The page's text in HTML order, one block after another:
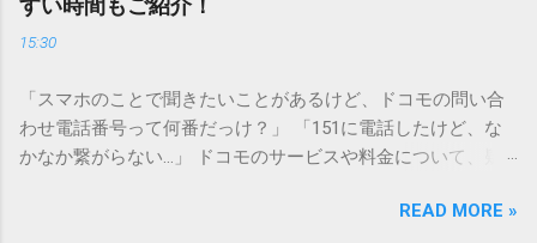
墨汁を安全かつ環境に優しい方法で処分するための手順と、
容器を適切に分別する方法を徹底解説します。 墨汁を「排水
す）」と「膠（にかわ）」、そして水です。これらは非常に
微細かつ独特の粘性を持っているため、下水処理や配管維持
の観点から以下の問題が発生します。 1. 環境への深刻な負荷
施設であっても、これらの微粒子を完全に分解・除去するこ
すい時間もご紹介！
15:30
「スマホのことで聞きたいことがあるけど、ドコモの問い合
わせ電話番号って何番だっけ？」 「151に電話したけど、な
かなか繋がらない…」 ドコモのサービスや料金について、疑
ンフォメーションセンター」の専用電話番号「151」ですよ
READ MORE »